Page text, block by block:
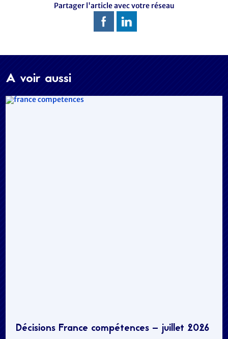
Partager l'article avec votre réseau
A voir aussi
Décisions France compétences – juillet 2026